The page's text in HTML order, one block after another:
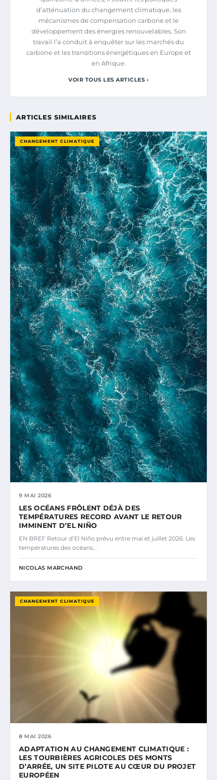
d’atténuation du changement climatique, les
mécanismes de compensation carbone et le
développement des énergies renouvelables. Son
travail l’a conduit à enquêter sur les marchés du
carbone et les transitions énergétiques en Europe et
en Afrique.
VOIR TOUS LES ARTICLES ›
ARTICLES SIMILAIRES
CHANGEMENT CLIMATIQUE
9 MAI 2026
LES OCÉANS FRÔLENT DÉJÀ DES
TEMPÉRATURES RECORD AVANT LE RETOUR
IMMINENT D’EL NIÑO
EN BREF Retour d’El Niño prévu entre mai et juillet 2026. Les
températures des océans…
NICOLAS MARCHAND
CHANGEMENT CLIMATIQUE
8 MAI 2026
ADAPTATION AU CHANGEMENT CLIMATIQUE :
LES TOURBIÈRES AGRICOLES DES MONTS
D’ARRÉE, UN SITE PILOTE AU CŒUR DU PROJET
EUROPÉEN